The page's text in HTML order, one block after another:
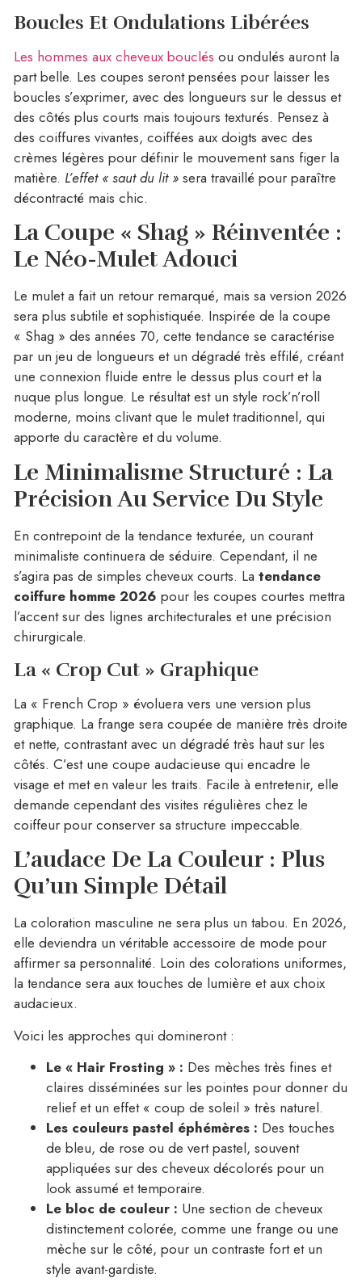
Boucles Et Ondulations Libérées
Les hommes aux cheveux bouclés ou ondulés auront la
part belle. Les coupes seront pensées pour laisser les
boucles s’exprimer, avec des longueurs sur le dessus et
des côtés plus courts mais toujours texturés. Pensez à
des coiffures vivantes, coiffées aux doigts avec des
crèmes légères pour définir le mouvement sans figer la
matière. L’effet « saut du lit » sera travaillé pour paraître
décontracté mais chic.
La Coupe « Shag » Réinventée :
Le Néo-Mulet Adouci
Le mulet a fait un retour remarqué, mais sa version 2026
sera plus subtile et sophistiquée. Inspirée de la coupe
« Shag » des années 70, cette tendance se caractérise
par un jeu de longueurs et un dégradé très effilé, créant
une connexion fluide entre le dessus plus court et la
nuque plus longue. Le résultat est un style rock’n’roll
moderne, moins clivant que le mulet traditionnel, qui
apporte du caractère et du volume.
Le Minimalisme Structuré : La
Précision Au Service Du Style
En contrepoint de la tendance texturée, un courant
minimaliste continuera de séduire. Cependant, il ne
s’agira pas de simples cheveux courts. La tendance
coiffure homme 2026 pour les coupes courtes mettra
l’accent sur des lignes architecturales et une précision
chirurgicale.
La « Crop Cut » Graphique
La « French Crop » évoluera vers une version plus
graphique. La frange sera coupée de manière très droite
et nette, contrastant avec un dégradé très haut sur les
côtés. C’est une coupe audacieuse qui encadre le
visage et met en valeur les traits. Facile à entretenir, elle
demande cependant des visites régulières chez le
coiffeur pour conserver sa structure impeccable.
L’audace De La Couleur : Plus
Qu’un Simple Détail
La coloration masculine ne sera plus un tabou. En 2026,
elle deviendra un véritable accessoire de mode pour
affirmer sa personnalité. Loin des colorations uniformes,
la tendance sera aux touches de lumière et aux choix
audacieux.
Voici les approches qui domineront :
Le « Hair Frosting » : Des mèches très fines et
claires disséminées sur les pointes pour donner du
relief et un effet « coup de soleil » très naturel.
Les couleurs pastel éphémères : Des touches
de bleu, de rose ou de vert pastel, souvent
appliquées sur des cheveux décolorés pour un
look assumé et temporaire.
Le bloc de couleur : Une section de cheveux
distinctement colorée, comme une frange ou une
mèche sur le côté, pour un contraste fort et un
style avant-gardiste.